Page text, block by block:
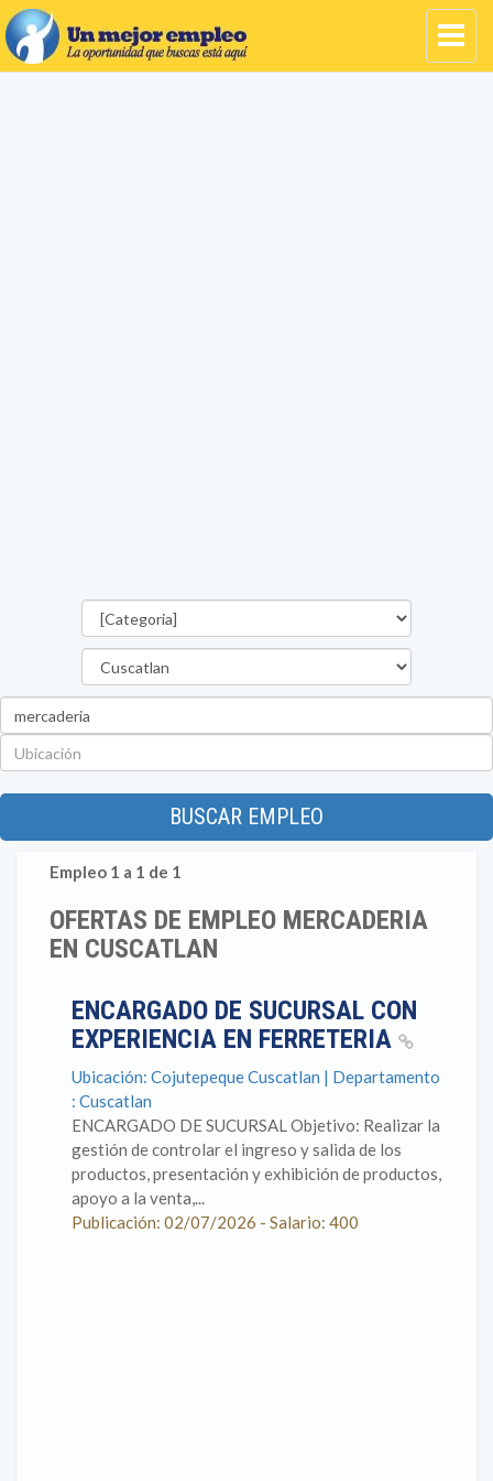
BUSCAR EMPLEO
Empleo 1 a 1 de 1
OFERTAS DE EMPLEO MERCADERIA
EN CUSCATLAN
ENCARGADO DE SUCURSAL CON
EXPERIENCIA EN FERRETERIA
Ubicación: Cojutepeque Cuscatlan | Departamento
: Cuscatlan
ENCARGADO DE SUCURSAL Objetivo: Realizar la
gestión de controlar el ingreso y salida de los
productos, presentación y exhibición de productos,
apoyo a la venta,...
Publicación: 02/07/2026 - Salario: 400